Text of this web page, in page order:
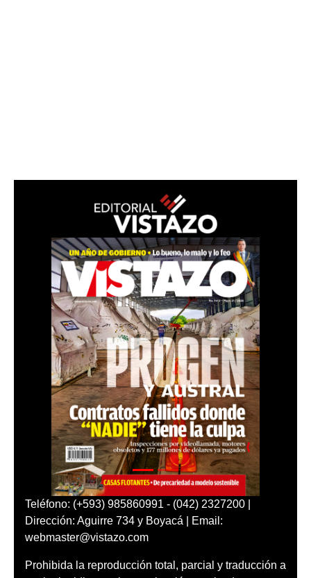
Teléfono: (+593) 985860991 - (042) 2327200 |
Dirección: Aguirre 734 y Boyacá | Email:
webmaster@vistazo.com
Prohibida la reproducción total, parcial y traducción a